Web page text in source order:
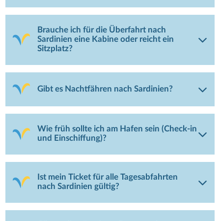
Brauche ich für die Überfahrt nach
Sardinien eine Kabine oder reicht ein
Sitzplatz?
Gibt es Nachtfähren nach Sardinien?
Wie früh sollte ich am Hafen sein (Check-in
und Einschiffung)?
Ist mein Ticket für alle Tagesabfahrten
nach Sardinien gültig?